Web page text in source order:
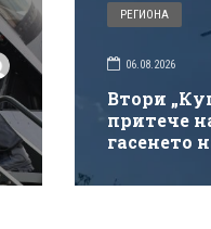
РЕГИОНА
06.08.2026
Втори
притече
гасенето
покрай
„Тракия“